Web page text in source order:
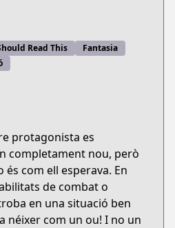
Read This
Fantasia
protagonista es
completament nou, però
és com ell esperava. En
de combat o
en una situació ben
néixer com un ou! I no un